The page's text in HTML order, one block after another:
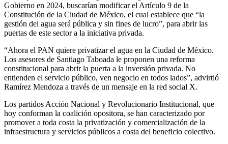
Gobierno en 2024, buscarían modificar el Artículo 9 de la
Constitución de la Ciudad de México, el cual establece que “la
gestión del agua será pública y sin fines de lucro”, para abrir las
puertas de este sector a la iniciativa privada.
“Ahora el PAN quiere privatizar el agua en la Ciudad de México.
Los asesores de Santiago Taboada le proponen una reforma
constitucional para abrir la puerta a la inversión privada. No
entienden el servicio público, ven negocio en todos lados”, advirtió
Ramírez Mendoza a través de un mensaje en la red social X.
Los partidos Acción Nacional y Revolucionario Institucional, que
hoy conforman la coalición opositora, se han caracterizado por
promover a toda costa la privatización y comercialización de la
infraestructura y servicios públicos a costa del beneficio colectivo.